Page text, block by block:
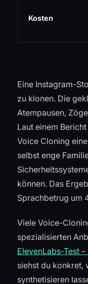
Kosten
Eine Instagram-
zu klonen. Die
Atempausen,
Laut einem
Voice Cloning
selbst enge
können. Das
Sprachbetrug um
Viele Voice-
spezialisierten
ElevenLabs-Test
siehst du konkret,
synthetisieren